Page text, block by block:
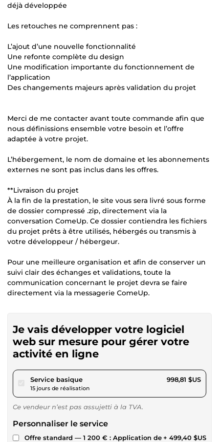
déjà développée
Les retouches ne comprennent pas :
L’ajout d’une nouvelle fonctionnalité
Une refonte complète du design
Une modification importante du fonctionnement de
l’application
Des changements majeurs après validation du projet
Merci de me contacter avant toute commande afin que
nous définissions ensemble votre besoin et l’offre
adaptée à votre projet.
L’hébergement, le nom de domaine et les abonnements
externes ne sont pas inclus dans les offres.
**Livraison du projet
À la fin de la prestation, le site vous sera livré sous forme
de dossier compressé .zip, directement via la
conversation ComeUp. Ce dossier contiendra les fichiers
du projet prêts à être utilisés, hébergés ou transmis à
votre développeur / hébergeur.
Pour une meilleure organisation et afin de conserver un
suivi clair des échanges et validations, toute la
communication concernant le projet devra se faire
directement via la messagerie ComeUp.
Je vais développer votre logiciel
web sur mesure pour gérer votre
activité en ligne
Service basiquepour 920,56 $US
15 jours de réalisation
998,81 $US
Ce vendeur n’est pas assujetti à la TVA.
Personnaliser le service
Offre standard — 1 200 € : Application de+ 499,40 $US